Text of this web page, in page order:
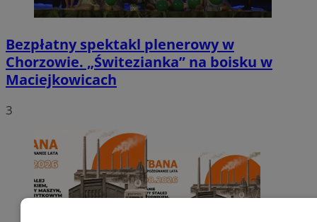
Bezpłatny spektakl plenerowy w
Chorzowie. „Świtezianka” na boisku w
Maciejkowicach
3